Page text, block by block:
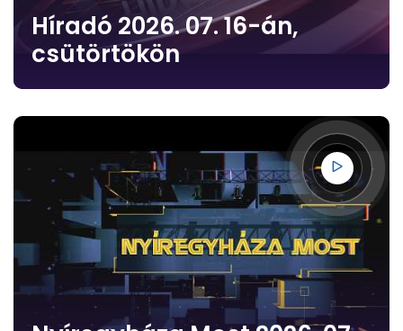
Híradó 2026. 07. 16-án,
csütörtökön